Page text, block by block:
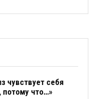
чувствует себя
что…»